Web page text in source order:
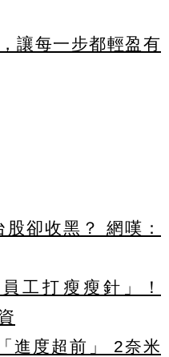
讓每一步都輕盈有
卻收黑？ 網嘆：
工打瘦瘦針」！
進度超前」 2奈米